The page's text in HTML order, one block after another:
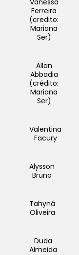
Ferreira
(credito:
Mariana
Ser)
Allan
Abbadia
(crédito:
Mariana
Ser)
Valentina
Facury
Alysson
Bruno
Tahyná
Oliveira
Duda
Almeida